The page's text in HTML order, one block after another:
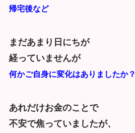
帰宅後など
まだあまり日にちが
経っていませんが
何かご自身に変化はありましたか？
あれだけお金のことで
不安で焦っていましたが、